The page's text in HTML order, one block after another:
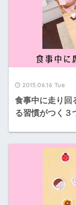
2015.06.16 Tue
食事中に走り回
る習慣がつく３